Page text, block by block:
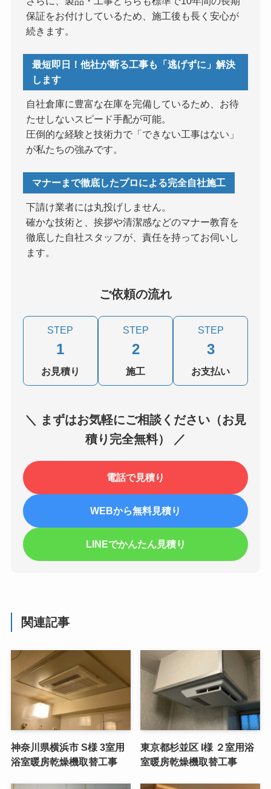
保証をお付けしているため、施工後も長く安心が
続きます。
最短即日！他社が断る工事も「逃げずに」解決
します
自社倉庫に豊富な在庫を完備しているため、お待
たせしないスピード手配が可能。
圧倒的な経験と技術力で「できない工事はない」
が私たちの強みです。
マナーまで徹底したプロによる完全自社施工
下請け業者には丸投げしません。
確かな技術と、挨拶や清潔感などのマナー教育を
徹底した自社スタッフが、責任を持ってお伺いし
ます。
ご依頼の流れ
STEP
1
お見積り
STEP
2
施工
STEP
3
お支払い
＼ まずはお気軽にご相談ください（お見
積り完全無料） ／
電話で見積り
WEBから無料見積り
LINEでかんたん見積り
関連記事
神奈川県横浜市 S様 3室用
浴室暖房乾燥機取替工事
東京都杉並区 I様 ２室用浴
室暖房乾燥機取替工事